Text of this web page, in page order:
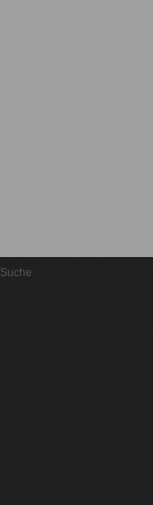
Suche